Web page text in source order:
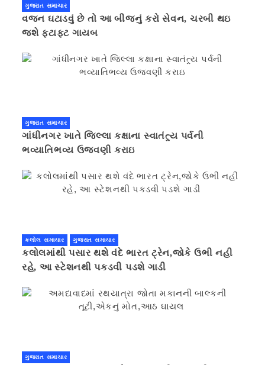
ગુજરાત સમાચાર
વજન ઘટાડવું છે તો આ બીજનું કરો સેવન, ચરબી થઇ
જશે ફટાફટ ગાયબ
ગુજરાત સમાચાર
ગાંધીનગર ખાતે જિલ્લા કક્ષાના સ્વાતંત્ર્ય પર્વની
ભવ્યાતિભવ્ય ઉજવણી કરાઇ
કલોલ સમાચાર ગુજરાત સમાચાર
કલોલમાંથી પસાર થશે વંદે ભારત ટ્રેન,જોકે ઉભી નહી
રહે, આ સ્ટેશનથી પકડવી પડશે ગાડી
ગુજરાત સમાચાર